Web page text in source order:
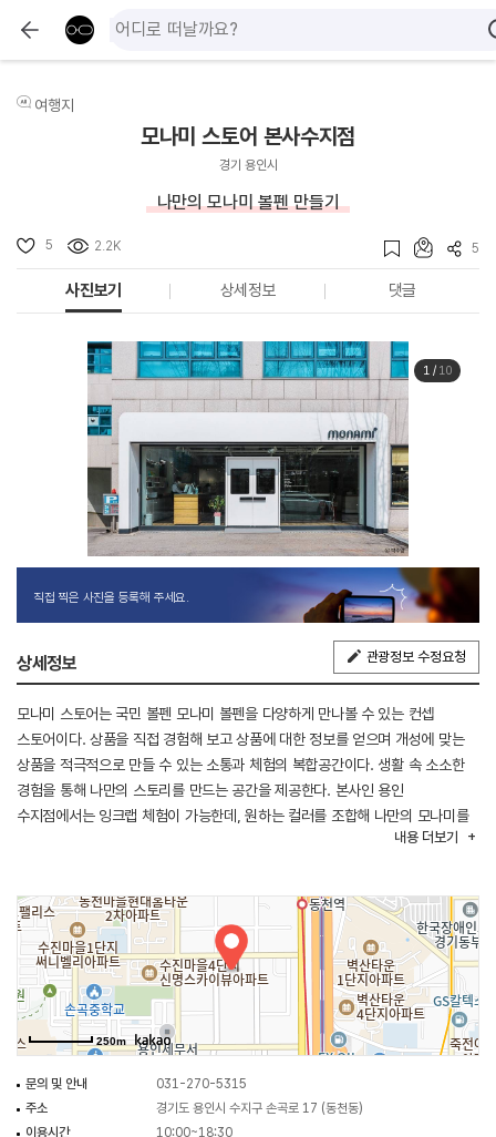
여행지
모나미 스토어 본사수지점
경기 용인시
나만의 모나미 볼펜 만들기
5 2.2K 5
사진보기 상세정보 댓글
1/ 10
직접 찍은 사진을 등록해 주세요.
상세정보 관광정보 수정요청
모나미 스토어는 국민 볼펜 모나미 볼펜을 다양하게 만나볼 수 있는 컨셉
스토어이다. 상품을 직접 경험해 보고 상품에 대한 정보를 얻으며 개성에 맞는
상품을 적극적으로 만들 수 있는 소통과 체험의 복합공간이다. 생활 속 소소한
경험을 통해 나만의 스토리를 만드는 공간을 제공한다. 본사인 용인
수지점에서는 잉크랩 체험이 가능한데, 원하는 컬러를 조합해 나만의 모나미를
내용 더보기
250m
문의 및 안내
031-270-5315
주소
경기도 용인시 수지구 손곡로 17 (동천동)
이용시간
10:00~18:30